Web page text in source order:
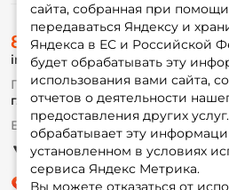
сайта, собранная при
передаваться Яндексу и
Яндекса в ЕС и Российской
будет обрабатывать эту
использования вами сайта,
отчетов о деятельности
предоставления других
обрабатывает эту
установленном в условиях
сервиса Яндекс Метрика.
Вы можете отказаться от
О
Оплата
Fox-
Гуру
Партнерская
8 (495) 532-77-88
info@foxfishing.ru
По вопросам с заказом
г. Москва, ул. Плеханова д.7
Ежедневно 10:00 до 20:00